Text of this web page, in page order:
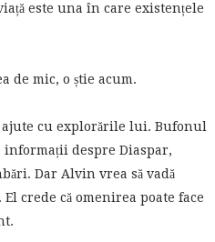
este una în care existențele
de mic, o știe acum.
ajute cu explorările lui. Bufonul
informații despre Diaspar,
Dar Alvin vrea să vadă
crede că omenirea poate face